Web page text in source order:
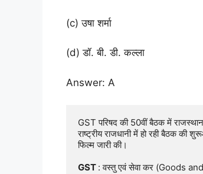
(c) उषा शर्मा
(d) डॉ. बी. डी. कल्ला
Answer: A
GST परिषद की 50वीं बैठक में राजस्थान
राष्ट्रीय राजधानी में हो रही बैठक की
फिल्म जारी की।
GST : वस्तु एवं सेवा कर (Goods